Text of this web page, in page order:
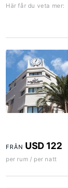
Här får du veta mer:
FRÅN USD 122
per rum / per natt